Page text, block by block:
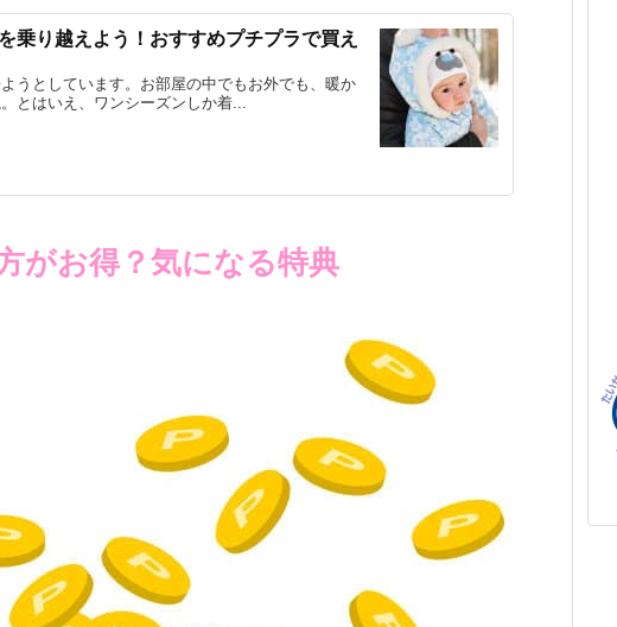
乗り越えよう！おすすめプチプラで買え
うとしています。お部屋の中でもお外でも、暖か
とはいえ、ワンシーズンしか着...
がお得？気になる特典